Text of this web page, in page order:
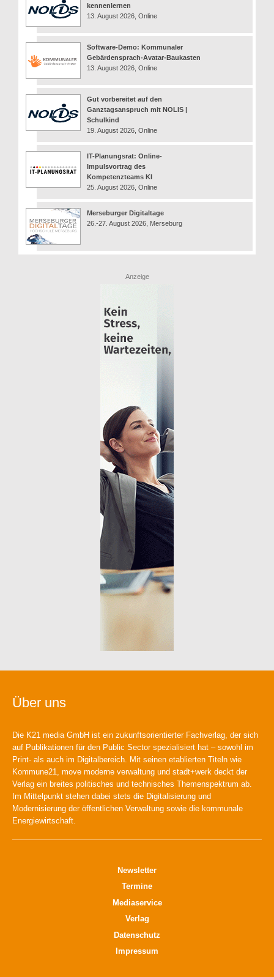
kennenlernen
13. August 2026, Online
Software-Demo: Kommunaler
Gebärdensprach-Avatar-Baukasten
13. August 2026, Online
Gut vorbereitet auf den
Ganztagsanspruch mit NOLIS |
Schulkind
19. August 2026, Online
IT-Planungsrat: Online-
Impulsvortrag des
Kompetenzteams KI
25. August 2026, Online
Merseburger Digitaltage
26.-27. August 2026, Merseburg
Anzeige
Über uns
Die K21 media GmbH ist ein zukunftsorientierter Fachverlag, der sich
auf Publikationen für den Public Sector spezialisiert hat – sowohl im
Print- als auch im Digitalbereich. Mit seinen etablierten Titeln wie
Kommune21, move moderne verwaltung und stadt+werk deckt der
Verlag ein breites politisches und technisches Themenspektrum ab.
Im Mittelpunkt stehen dabei stets die Digitalisierung und
Modernisierung der öffentlichen Verwaltung sowie die kommunale
Energiewirtschaft.
Newsletter
Termine
Mediaservice
Verlag
Datenschutz
Impressum